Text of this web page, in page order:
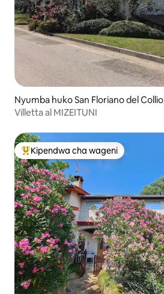
Nyumba huko San Floriano del Collio
Villetta al MIZEITUNI
Kipendwa maarufu cha wageni
Kipendwa cha wageni